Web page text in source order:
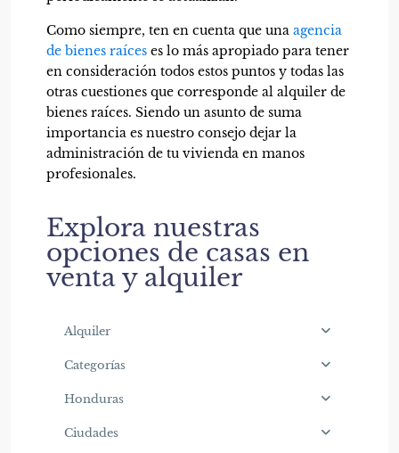
Como siempre, ten en cuenta que una agencia
de bienes raíces es lo más apropiado para tener
en consideración todos estos puntos y todas las
otras cuestiones que corresponde al alquiler de
bienes raíces. Siendo un asunto de suma
importancia es nuestro consejo dejar la
administración de tu vivienda en manos
profesionales.
Explora nuestras
opciones de casas en
venta y alquiler
Alquiler
Categorías
Honduras
Ciudades